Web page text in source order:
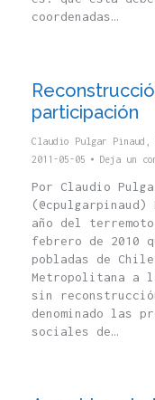
coordenadas…
participación
Claudio Pulgar Pinaud
2011-05-05
Deja un
Por Claudio
año del
febrero de 2010
pobladas de
Metropolitana a
sin
denominado las
sociales de…